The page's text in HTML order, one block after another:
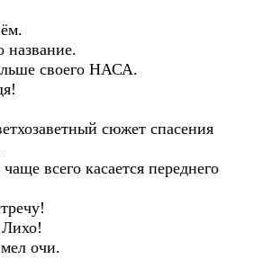
название.
своего НАСА.
сюжет спасения
всего касается переднего
очи.